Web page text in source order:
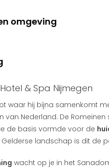
omgeving
& Spa Nijmegen
waar hij bijna samenkomt
van Nederland. De
de basis vormde voor de
landschap is dit de
wacht op je in het